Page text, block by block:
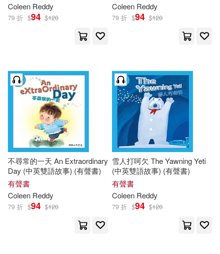
Coleen Reddy
79 折 $94 $120
Coleen Reddy
79 折 $94 $120
不尋常的一天 An Extraordinary
Day (中英雙語故事) (有聲書)
有聲書
Coleen Reddy
79 折 $94 $120
雪人打呵欠 The Yawning Yeti
(中英雙語故事) (有聲書)
有聲書
Coleen Reddy
79 折 $94 $120